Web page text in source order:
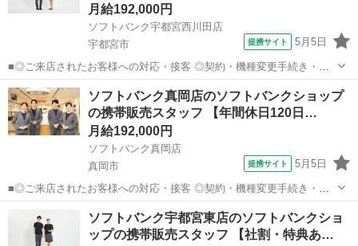
月給192,000円
ソフトバンク宇都宮西川田店
宇都宮市
提携サイト 5月5日
■◎ご来店されたお客様への対応・接客 ◎契約・機種変更手続き・修
理受付 ◎販売状況や運営状況などのデータ管理・報告作業 ◎お電話で
のお客様対応 ◎スマホ教室の運営 ◎販売促進イベントの企画・運営
◎店舗清掃 など ？働き方...
栃木 宇都宮市 その他
ソフトバンク真岡店のソフトバンクショップ
の携帯販売スタッフ 【年間休日120日…
月給192,000円
ソフトバンク真岡店
真岡市
提携サイト 5月5日
■◎ご来店されたお客様への対応・接客 ◎契約・機種変更手続き・修
理受付 ◎販売状況や運営状況などのデータ管理・報告作業 ◎お電話で
のお客様対応 ◎スマホ教室の運営 ◎販売促進イベントの企画・運営
◎店舗清掃 など ？働き方...
その他
ソフトバンク宇都宮東店のソフトバンクショ
ップの携帯販売スタッフ 【社割・特典あ…